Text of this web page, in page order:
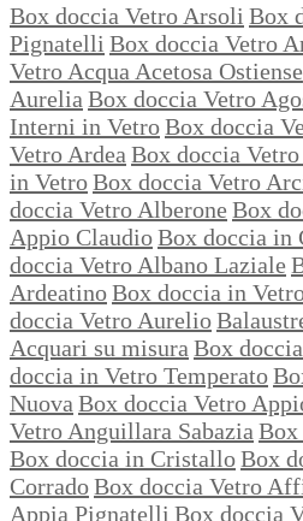
Box doccia Vetro Arsoli Box
Pignatelli Box doccia Vetro
Vetro Acqua Acetosa Ostiense
Aurelia Box doccia Vetro
Interni in VetroBox doccia
Vetro Ardea Box doccia
in VetroBox doccia Vetro
doccia Vetro Alberone Box
Appio ClaudioBox doccia in
doccia Vetro Albano Laziale
ArdeatinoBox doccia in
doccia Vetro Aurelio
Acquari su misura Box
doccia in Vetro Temperato
Nuova Box doccia Vetro
Vetro Anguillara Sabazia Box
Box doccia in CristalloBox
CorradoBox doccia Vetro
Appia Pignatelli Box doccia